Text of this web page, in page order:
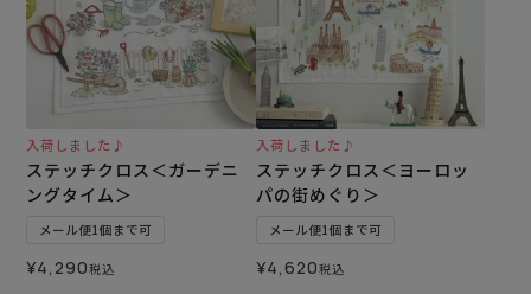
入荷しました♪
ステッチクロス＜ガーデニ
ングタイム＞
メール便1個まで可
¥4,290税込
入荷しました♪
ステッチクロス＜ヨーロッ
パの街めぐり＞
メール便1個まで可
¥4,620税込